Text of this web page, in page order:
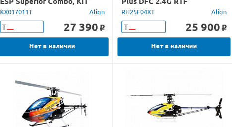
KX017011T Align
Т 27 390 o
Нет в наличии
RH25E04XT Align
Т 25 900 o
Нет в наличии